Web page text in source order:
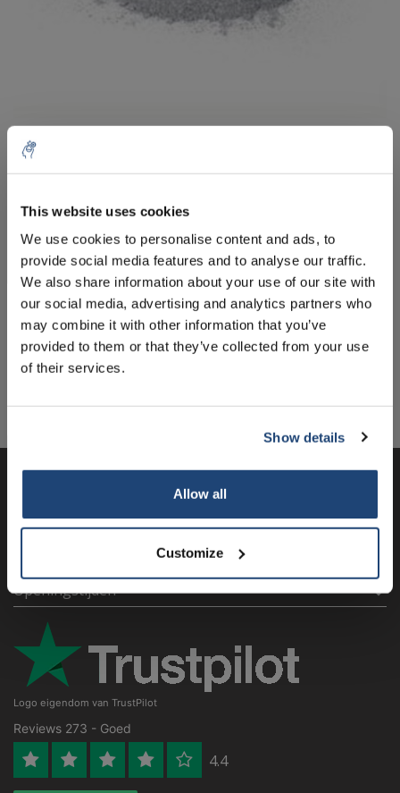
This website uses cookies
We use cookies to personalise content and ads, to
provide social media features and to analyse our traffic.
We also share information about your use of our site with
our social media, advertising and analytics partners who
may combine it with other information that you’ve
provided to them or that they’ve collected from your use
of their services.
Show details
Allow all
Customize
×
Let op! Voor dit product is een
eindgebruikersverklaring vereist, u kunt
Eindgebruikersverklaring
Aantal
1 Kg
€118,62
Excl. btw
€143,54
Incl. btw
Meer
Alles in de winkelwagen
Dit product wordt niet verkocht aan particulieren!
Informatie
Mijn account
Openingstijden
Logo eigendom van TrustPilot
Reviews 273 - Goed
4.4